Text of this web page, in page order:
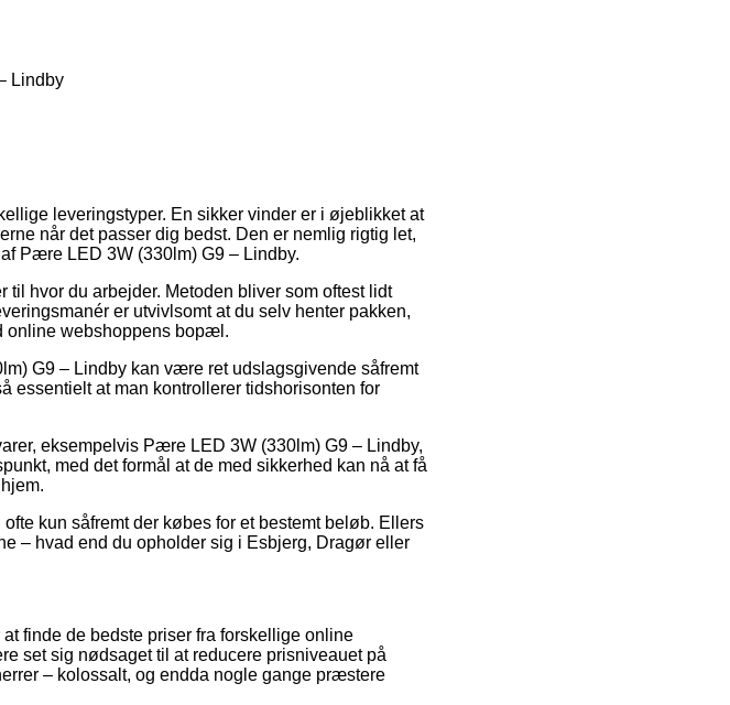
Lindby
leveringstyper. En sikker vinder er i øjeblikket at
når det passer dig bedst. Den er nemlig rigtig let,
Pære LED 3W (330lm) G9 – Lindby.
hvor du arbejder. Metoden bliver som oftest lidt
er utvivlsomt at du selv henter pakken,
online webshoppens bopæl.
G9 – Lindby kan være ret udslagsgivende såfremt
essentielt at man kontrollerer tidshorisonten for
eksempelvis Pære LED 3W (330lm) G9 – Lindby,
med det formål at de med sikkerhed kan nå at få
kun såfremt der købes for et bestemt beløb. Ellers
– hvad end du opholder sig i Esbjerg, Dragør eller
finde de bedste priser fra forskellige online
set sig nødsaget til at reducere prisniveauet på
– kolossalt, og endda nogle gange præstere